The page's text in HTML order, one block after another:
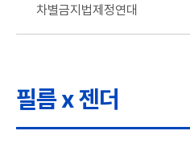
차별금지법제정연대
필름 x 젠더